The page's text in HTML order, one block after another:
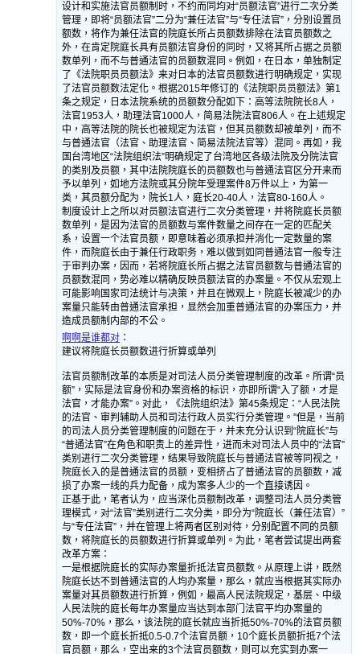
设计和实施法官员额制时，不约而同均对“员额法官”进行二次分类
管理，即将“员额法官”二分为“兼任法官”与“专任法官”，分别设置员
额数，将作为兼任法官的院庭长所占员额数排除在法官员额数之
外，在肯定院庭长具有员额法官身份的同时，又将其所占据之员额
数单列，而不与普通法官的员额数混同。例如，在日本，单独制定
了《法院职员员额法》来对日本的法官员额数进行明确规定，实现
了法官员额数法定化。根据2015年修订的《法院职员员额法》第1
条之规定，日本法院系统的员额数分配如下：高等法院院长8人，
法官1953人，助理法官1000人，简易法院法官806人。在上述规定
中，高等法院的院长也被规定为法官，但其员额数却被单列，而不
与普通法官（法官、助理法官、简易法院法官等）混同。再如，我
国台湾地区“法院组织法”明确规定了台湾地区各级法院及分院法官
的类别及员额，其中法院院庭长的员额数也与普通法官区分开来而
予以单列，如地方法院或其分院年受理案件8万件以上，为第一
类，其员额分配为，院长1人，庭长20-40人，法官80-160人。
制度设计上之所以对员额法官进行二次分类管理，并将院庭长员额
数单列，是因为法官的员额数与案件数量之间存在一定的匹配关
系，设置一个法官员额，即意味着必须承担并消化一定数量的案
件，而院庭长由于兼任行政职务，难以做到如同普通法官一般专注
于审判办案，因而，若将院庭长所占据之法官员额数与普通法官的
员额数混同，势必难以精确反映员额法官的办案量。不仅从宏观上
可能影响国家司法统计与决策，并且在微观上，院庭长被减少的办
案量只能转由普通法官承担，显然会加重普通法官的办案压力，并
造成员额制内部的不公。
啊啊是谁都对 ：
建议将院庭长员额数进行折算或单列
法官员额制改革的本质是对司法人员分类管理制度的改革。所谓“员
额”，实际是法官身份和办案资格的标识，亦即所谓“入了额，才是
法官，才能办案”。对此，《法院组织法》第45条规定：“人民法院
的法官、审判辅助人员和司法行政人员实行分类管理。”但是，当前
的司法人员分类管理制度的问题在于，并未充分认识到“院庭长”与
“普通法官”在角色和职责上的差异性，进而未对司法人员中的“法官”
类别进行二次分类管理，结果导致院庭长与普通法官被等同视之，
院庭长入的是普通法官的员额，变相挤占了普通法官的员额数，减
损了办案一线的兵力配备，成为案多人少的一个直接诱因。
正基于此，笔者认为，应当深化员额制改革，调整司法人员分类管
理模式，对“法官”类别进行二次分类，即分为“院庭长（兼任法官）”
与“专任法官”，并在管理上将两者区别对待，分别配置不同的员额
数，将院庭长的员额数进行折算或单列。为此，笔者尝试提出两套
改革方案：
一是根据院庭长的实际办案量折抵法官员额数。从原理上讲，既然
院庭长达不到普通法官的人均办案量，那么，就应当根据其实际办
案量对其员额数进行折算，例如，最高人民法院规定，基层、中级
人民法院的庭长每年办案量应当达到本部门法官平均办案量的
50%-70%，那么，该法院的庭长就应当折抵50%-70%的法官员额
数，即一个庭长折抵0.5-0.7个法官员额，10个庭长员额折抵7个法
官员额，那么，空出来的3个法官员额数，则可以充实到办案一